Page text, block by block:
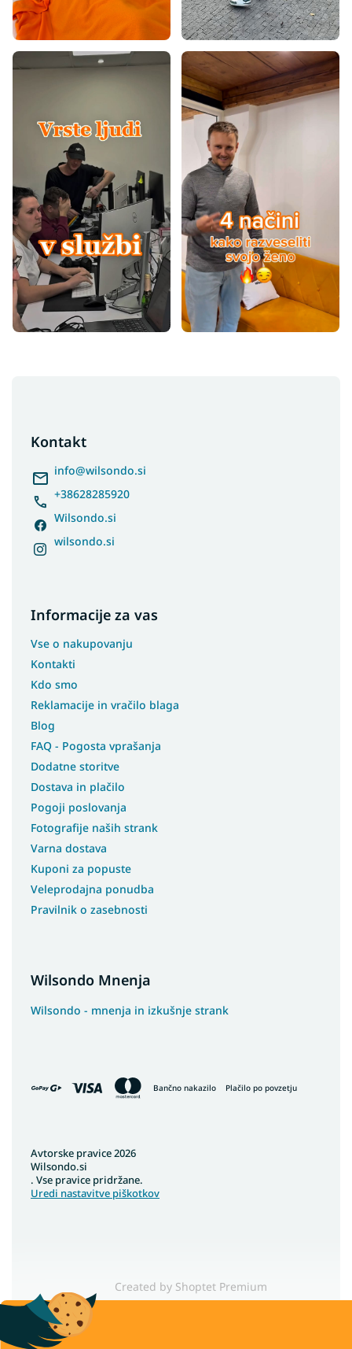
Kontakt
info@wilsondo.si
+38628285920
Wilsondo.si
wilsondo.si
Informacije za vas
Vse o nakupovanju
Kontakti
Kdo smo
Reklamacije in vračilo blaga
Blog
FAQ - Pogosta vprašanja
Dodatne storitve
Dostava in plačilo
Pogoji poslovanja
Fotografije naših strank
Varna dostava
Kuponi za popuste
Veleprodajna ponudba
Pravilnik o zasebnosti
Wilsondo Mnenja
Wilsondo - mnenja in izkušnje strank
Bančno nakazilo Plačilo po povzetju
Created by Shoptet Premium
Avtorske pravice 2026
Wilsondo.si
. Vse pravice pridržane.
Uredi nastavitve piškotkov